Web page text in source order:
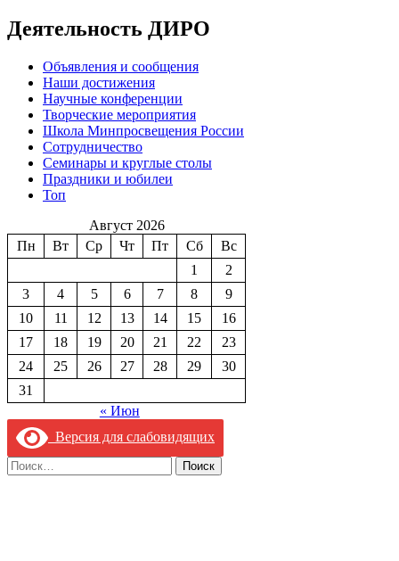
Деятельность ДИРО
Объявления и сообщения
Наши достижения
Научные конференции
Творческие мероприятия
Школа Минпросвещения России
Сотрудничество
Семинары и круглые столы
Праздники и юбилеи
Топ
Август 2026
Пн
Вт Ср Чт Пт Сб
Вс
1
2
3
4 5 6 7 8
9
10
11 12 13 14 15
16
17
18 19 20 21 22
23
24
25 26 27 28 29
30
31
« Июн
Версия для слабовидящих
Найти: